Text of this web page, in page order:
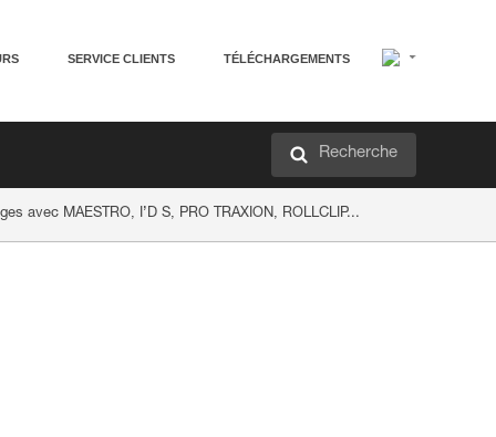
SERVICE CLIENTS TÉLÉCHARGEMENTS
Recherche
avec MAESTRO, I’D S, PRO TRAXION, ROLLCLIP...